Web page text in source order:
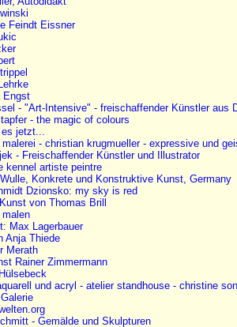
Feindt Eissner
Engst
- "Art-Intensive" - freischaffender Künstler aus
- the magic of colours
jetzt...
- christian krugmueller - expressive und
- Freischaffender Künstler und Illustrator
kennel artiste peintre
Konkrete und Konstruktive Kunst, Germany
Dzionsko: my sky is red
von Thomas Brill
malen
Max Lagerbauer
Anja Thiede
Merath
Rainer Zimmermann
und acryl - atelier standhouse - christine
- Gemälde und Skulpturen